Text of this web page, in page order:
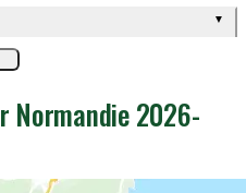
▼
Normandie 2026-